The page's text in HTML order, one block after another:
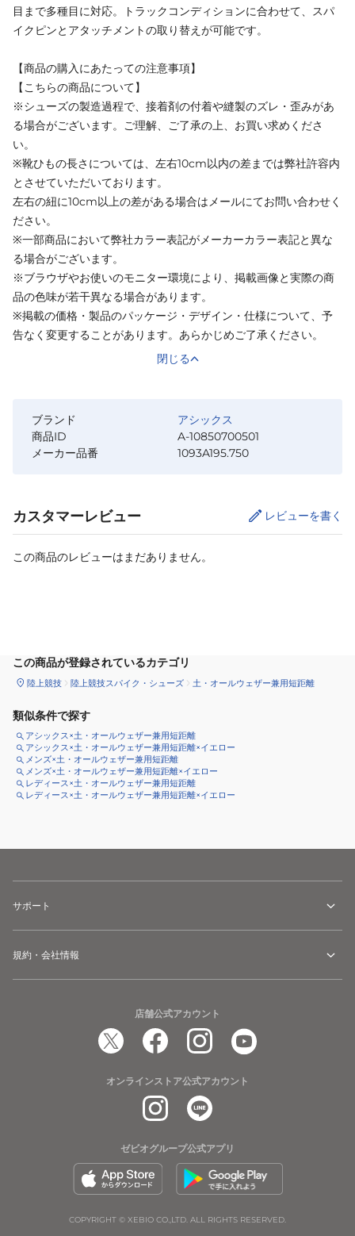
目まで多種目に対応。トラックコンディションに合わせて、スパ
イクピンとアタッチメントの取り替えが可能です。
【商品の購入にあたっての注意事項】
【こちらの商品について】
※シューズの製造過程で、接着剤の付着や縫製のズレ・歪みがあ
る場合がございます。ご理解、ご了承の上、お買い求めくださ
い。
※靴ひもの長さについては、左右10cm以内の差までは弊社許容内
とさせていただいております。
左右の紐に10cm以上の差がある場合はメールにてお問い合わせく
ださい。
※一部商品において弊社カラー表記がメーカーカラー表記と異な
る場合がございます。
※ブラウザやお使いのモニター環境により、掲載画像と実際の商
品の色味が若干異なる場合があります。
※掲載の価格・製品のパッケージ・デザイン・仕様について、予
告なく変更することがあります。あらかじめご了承ください。
閉じる
ブランド
アシックス
商品ID
A-10850700501
メーカー品番
1093A195.750
カスタマーレビュー レビューを書く
この商品のレビューはまだありません。
この商品が登録されているカテゴリ
陸上競技 陸上競技スパイク・シューズ 土・オールウェザー兼用短距離
類似条件で探す
アシックス×土・オールウェザー兼用短距離
アシックス×土・オールウェザー兼用短距離×イエロー
メンズ×土・オールウェザー兼用短距離
メンズ×土・オールウェザー兼用短距離×イエロー
レディース×土・オールウェザー兼用短距離
レディース×土・オールウェザー兼用短距離×イエロー
サポート
規約・会社情報
店舗公式アカウント
オンラインストア公式アカウント
ゼビオグループ公式アプリ
COPYRIGHT © XEBIO CO.,LTD. ALL RIGHTS RESERVED.